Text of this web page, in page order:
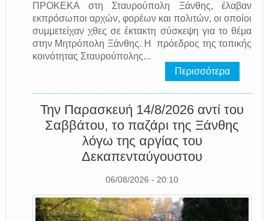
ΠΡΟΚΕΚΑ στη Σταυρούπολη Ξάνθης, έλαβαν
εκπρόσωποι αρχών, φορέων και πολιτών, οι οποίοι
συμμετείχαν χθες σε έκτακτη σύσκεψη για το θέμα
στην Μητρόπολη Ξάνθης. Η πρόεδρος της τοπικής
κοινότητας Σταυρούπολης...
Περισσότερα
Την Παρασκευή 14/8/2026 αντί του
Σαββάτου, το παζάρι της Ξάνθης
λόγω της αργίας του
Δεκαπενταύγουστου
06/08/2026 - 20:10